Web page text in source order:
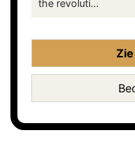
the revoluti...